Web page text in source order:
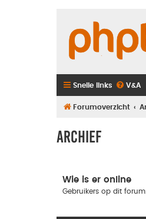
Snelle links V&A
Forumoverzicht
Archief
Wie is er online
Gebruikers op dit